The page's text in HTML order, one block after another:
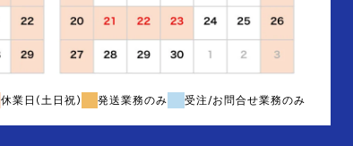
休業日(土日祝) 発送業務のみ 受注/お問合せ業務のみ